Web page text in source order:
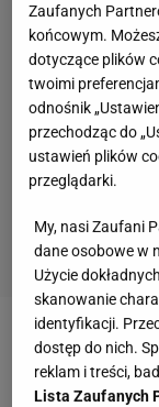
Zobacz wideo
karierę! Oto, co
Zaufanych
końcowym.
dotyczące plików
twoimi
odnośnik
przechodząc do
ustawień plików
przeglądarki.
My, nasi Zaufani
dane osobowe w
Użycie
skanowanie
identyfikacji.
dostęp do nich.
reklam i treści,
Lista Zaufanych